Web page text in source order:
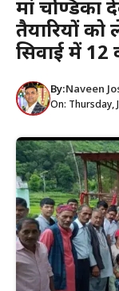
मां चण्डिका
तैयारियों को
सिवाई में 12
By:Naveen
On: Thursday,